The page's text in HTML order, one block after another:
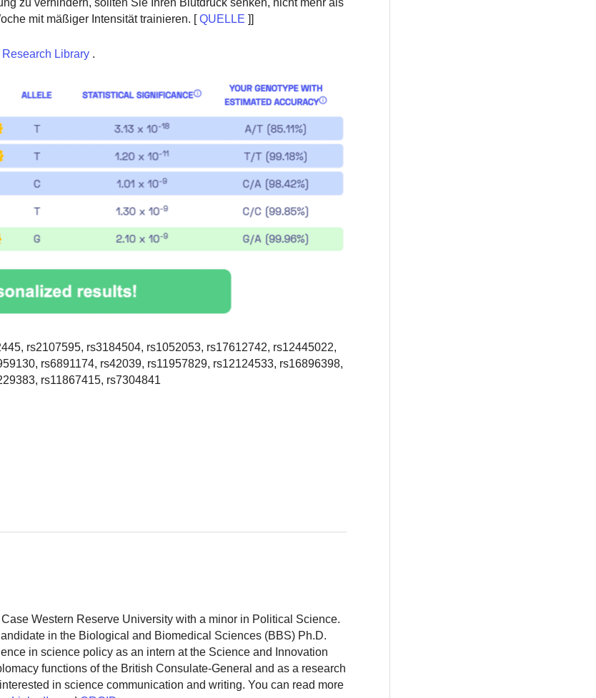
zu verhindern, sollten Sie Ihren Blutdruck senken, nicht mehr als
mit mäßiger Intensität trainieren. [QUELLE ]]
Research Library .
rs2107595, rs3184504, rs1052053, rs17612742, rs12445022,
rs6891174, rs42039, rs11957829, rs12124533, rs16896398,
rs11867415, rs7304841
Western Reserve University with a minor in Political Science.
in the Biological and Biomedical Sciences (BBS) Ph.D.
in science policy as an intern at the Science and Innovation
functions of the British Consulate-General and as a research
in science communication and writing. You can read more